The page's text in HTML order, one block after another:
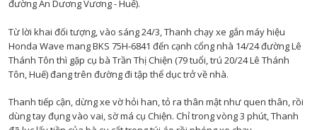
đường An Dương Vương - Huế).
Từ lời khai đối tượng, vào sáng 24/3, Thanh chạy xe gắn máy hiệu
Honda Wave mang BKS 75H-6841 đến cạnh cổng nhà 14/24 đường Lê
Thánh Tôn thì gặp cụ bà Trần Thị Chiện (79 tuổi, trú 20/24 Lê Thánh
Tôn, Huế) đang trên đường đi tập thể dục trở về nhà.
Thanh tiếp cận, dừng xe vờ hỏi han, tỏ ra thân mật như quen thân, rồi
dùng tay đụng vào vai, sờ má cụ Chiện. Chỉ trong vòng 3 phút, Thanh